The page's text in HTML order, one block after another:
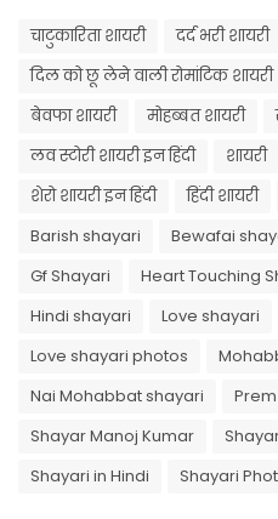
चाटुकारिता शायरी दर्द भरी शायरी
दिल को छू लेने वाली रोमांटिक शायरी
बेवफा शायरी
मोहब्बत शायरी
लव स्टोरी शायरी इन हिंदी
शायरी
शेरो शायरी इन हिंदी
हिंदी शायरी
Barish shayari
Bewafai
Gf Shayari
Heart Touching
Hindi shayari
Love shayari
Love shayari photos
Nai Mohabbat shayari
Shayar Manoj Kumar
Shayari in Hindi
Shayari